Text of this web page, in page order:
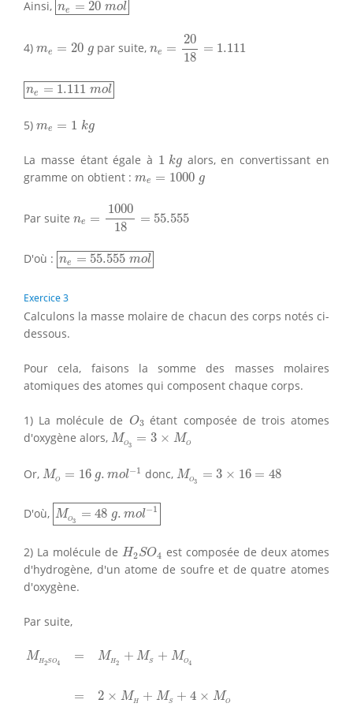
Ainsi, ne = 20 mol
4) me = 20 g
m =20g par suite, ne =
20
18
= 1.111
2018
ne = 1.111 mol
ne=1.111mol
5) me = 1 kg
m 1k g
La masse étant égale à 1 kg
1 kgalors, en convertissant en
gramme on obtient : me = 1000 g
m 1000 g
Par suite ne =
1000
18
= 55.555
100018
D'où : ne = 55.555 mol
ne=55.555mol
Exercice 3
Calculons la masse molaire de chacun des corps notés ci-
dessous.
Pour cela, faisons la somme des masses molaires
atomiques des atomes qui composent chaque corps.
1) La molécule de O3
O3
étant composée de trois atomes
d'oxygène alors, MO3 = 3 × MO
MO 3= 3 ×MO
Or, MO = 16 g. mol−1
MO 16g −1 donc,MO3 = 3 × 16 = 48
MO 3 ×16=
D'où, MO3 = 48 g. mol−1
MO3=48g.mol−1
2) La molécule de H2SO4
H2 SO
est composée de deux atomes
d'hydrogène, d'un atome de soufre et de quatre atomes
d'oxygène.
Par suite,
MH2SO4 = MH2 + MS + MO4
= 2 × MH + MS + 4 × MO
MH H2 M S+ M 4=